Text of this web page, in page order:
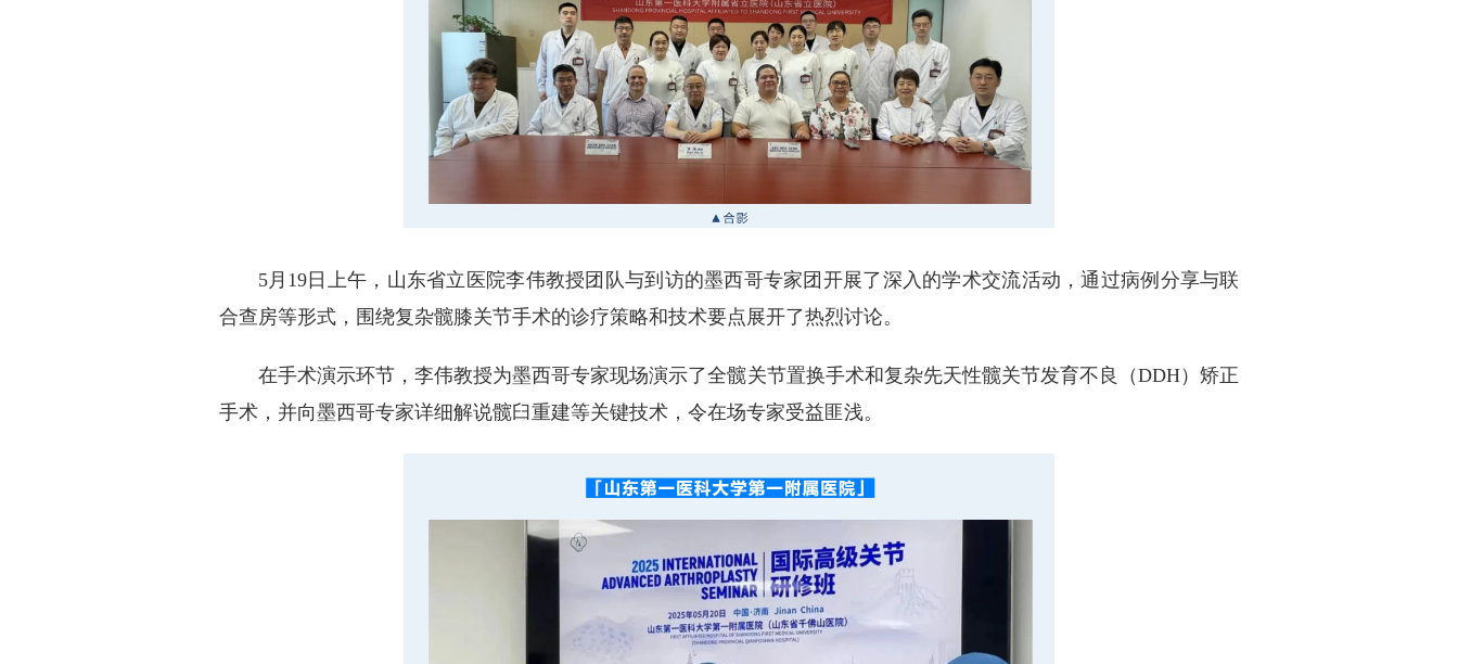
5月19日上午，山东省立医院李伟教授团队与到访的墨西哥专家团开展了深入的学术交流活动，通过病例分享与联
合查房等形式，围绕复杂髋膝关节手术的诊疗策略和技术要点展开了热烈讨论。
在手术演示环节，李伟教授为墨西哥专家现场演示了全髋关节置换手术和复杂先天性髋关节发育不良（DDH）矫正
手术，并向墨西哥专家详细解说髋臼重建等关键技术，令在场专家受益匪浅。